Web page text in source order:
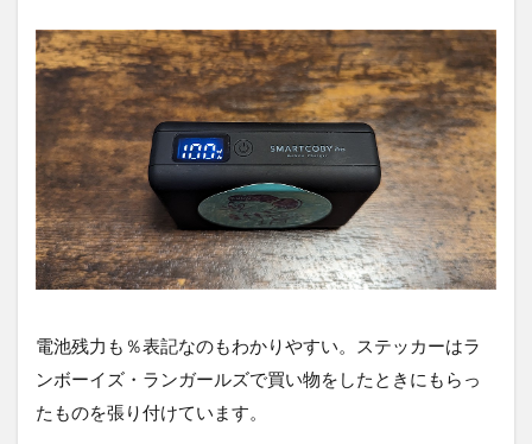
電池残力も％表記なのもわかりやすい。ステッカーはラ
ンボーイズ・ランガールズで買い物をしたときにもらっ
たものを張り付けています。